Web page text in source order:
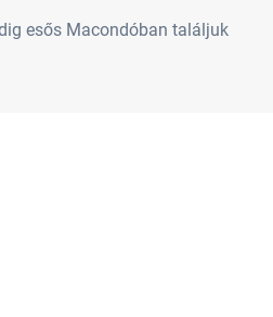
esős Macondóban találjuk